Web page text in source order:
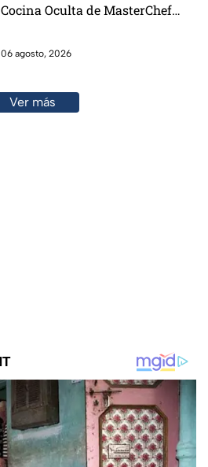
Cocina Oculta de MasterChef
06 agosto, 2026
Ver más